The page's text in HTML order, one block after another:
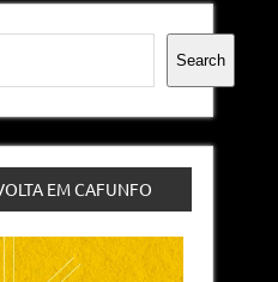
Search
EM CAFUNFO